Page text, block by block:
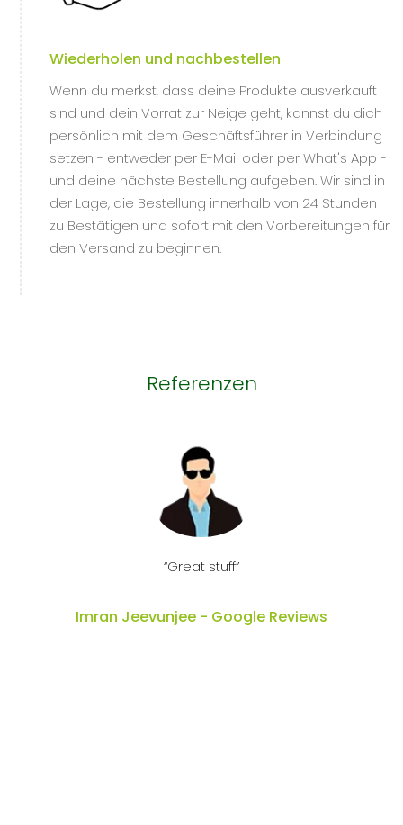
Wiederholen und nachbestellen
Wenn du merkst, dass deine Produkte ausverkauft
sind und dein Vorrat zur Neige geht, kannst du dich
persönlich mit dem Geschäftsführer in Verbindung
setzen - entweder per E-Mail oder per What's App -
und deine nächste Bestellung aufgeben. Wir sind in
der Lage, die Bestellung innerhalb von 24 Stunden
zu Bestätigen und sofort mit den Vorbereitungen für
den Versand zu beginnen.
Referenzen
“Great stuff”
Imran Jeevunjee - Google Reviews